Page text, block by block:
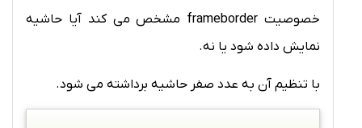
خصوصیت frameborder مشخص می کند آیا حاشیه
نمایش داده شود یا نه.
با تنظیم آن به عدد صفر حاشیه برداشته می شود.